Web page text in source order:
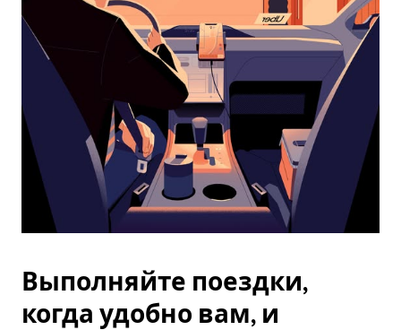
Esc.
Выполняйте поездки,
когда удобно вам, и